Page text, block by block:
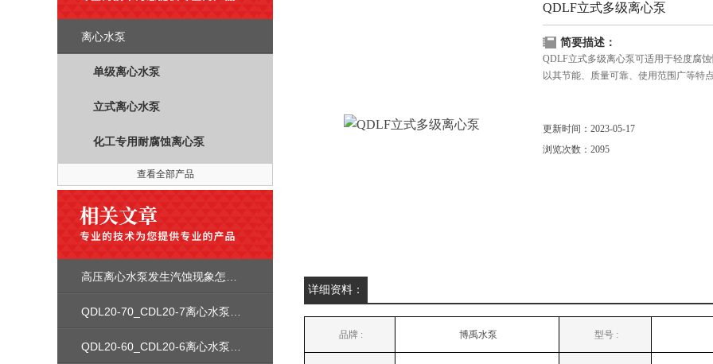
离心水泵
单级离心水泵
立式离心水泵
化工专用耐腐蚀离心泵
查看全部产品
高压离心水泵发生汽蚀现象怎么处理
QDL20-70_CDL20-7离心水泵安装尺寸性能参数曲线图价格
QDL20-60_CDL20-6离心水泵安装尺寸性能参数曲线图价格
QDLF立式多级离心泵
简要描述：
QDLF立式多级离心泵可适用于轻度腐
以其节能、质量可靠、使用范围广等特
更新时间：2023-05-17
浏览次数：2095
详细资料：
品牌 : 博禹水泵 型号 :